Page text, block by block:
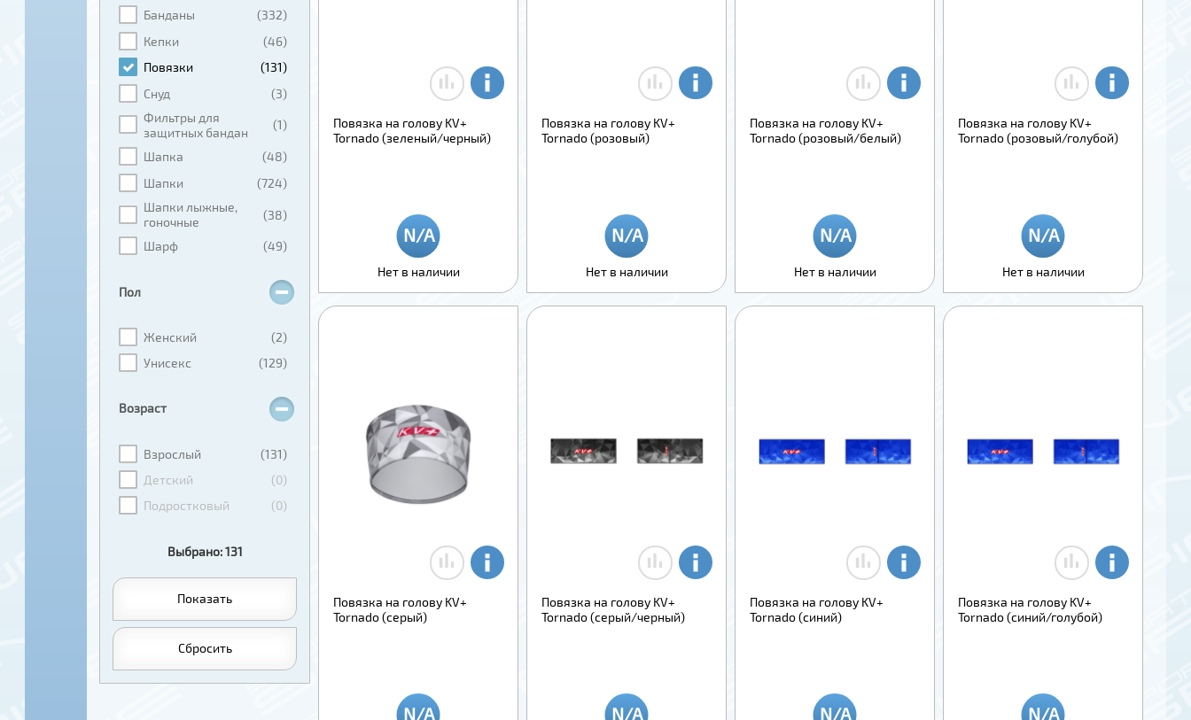
Банданы
(332)
Кепки
(46)
Повязки
(131)
Снуд
(3)
Фильтры для
защитных бандан
(1)
Шапка
(48)
Шапки
(724)
Шапки лыжные,
гоночные
(38)
Шарф (49)
Пол
Женский
(2)
Унисекс
(129)
Возраст
Взрослый
(131)
Детский
(0)
Подростковый
(0)
Выбрано: 131
Показать
Сбросить
Повязка на голову KV+
Tornado (зеленый/черный)
Нет в наличии
Повязка на голову KV+
Tornado (розовый)
Нет в наличии
Повязка на голову KV+
Tornado (розовый/белый)
Нет в наличии
Повязка на голову KV+
Tornado (розовый/голубой)
Нет в наличии
Повязка на голову KV+
Tornado (серый)
Повязка на голову KV+
Tornado (серый/черный)
Повязка на голову KV+
Tornado (синий)
Повязка на голову KV+
Tornado (синий/голубой)